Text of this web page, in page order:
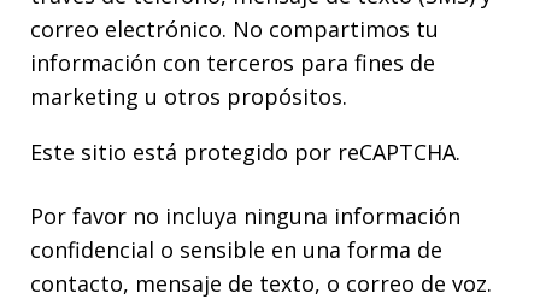
correo electrónico. No compartimos tu
información con terceros para fines de
marketing u otros propósitos.
Este sitio está protegido por reCAPTCHA.
Por favor no incluya ninguna información
confidencial o sensible en una forma de
contacto, mensaje de texto, o correo de voz.